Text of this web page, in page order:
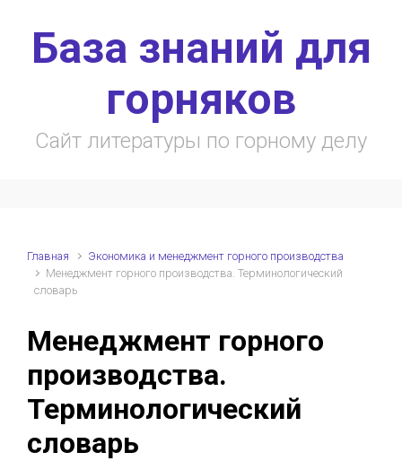
База знаний для
горняков
Сайт литературы по горному делу
Главная
Экономика и менеджмент горного производства
Менеджмент горного производства. Терминологический
словарь
Менеджмент горного
производства.
Терминологический
словарь